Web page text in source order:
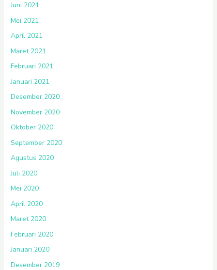
Juni 2021
Mei 2021
April 2021
Maret 2021
Februari 2021
Januari 2021
Desember 2020
November 2020
Oktober 2020
September 2020
Agustus 2020
Juli 2020
Mei 2020
April 2020
Maret 2020
Februari 2020
Januari 2020
Desember 2019